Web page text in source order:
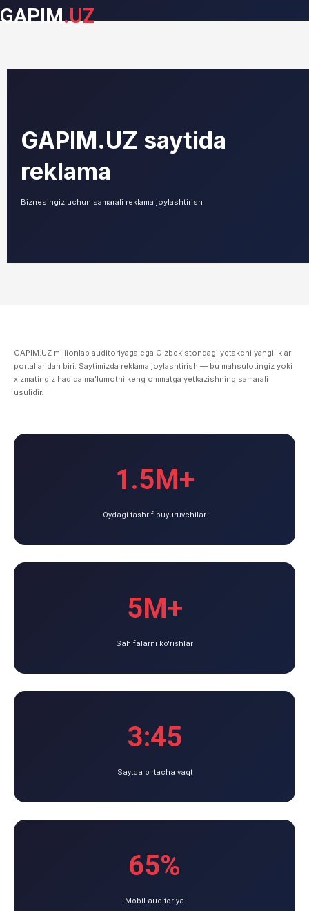
GAPIM.UZ
GAPIM.UZ saytida
reklama
Biznesingiz uchun samarali reklama joylashtirish
GAPIM.UZ millionlab auditoriyaga ega O'zbekistondagi yetakchi yangiliklar
portallaridan biri. Saytimizda reklama joylashtirish — bu mahsulotingiz yoki
xizmatingiz haqida ma'lumotni keng ommatga yetkazishning samarali
usulidir.
1.5M+
Oydagi tashrif buyuruvchilar
5M+
Sahifalarni ko'rishlar
3:45
Saytda o'rtacha vaqt
65%
Mobil auditoriya